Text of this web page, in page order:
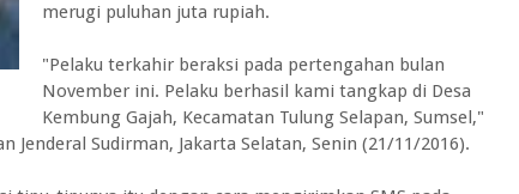
merugi puluhan juta rupiah.
"Pelaku terkahir beraksi pada pertengahan bulan
November ini. Pelaku berhasil kami tangkap di Desa
Kembung Gajah, Kecamatan Tulung Selapan, Sumsel,"
Jenderal Sudirman, Jakarta Selatan, Senin (21/11/2016).